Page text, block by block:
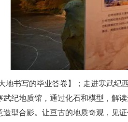
书写的毕业答卷】；走进寒武纪
武纪地质馆，通过化石和模型，解
造型合影。让亘古的地质奇观，见